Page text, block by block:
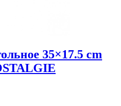
35×17.5 cm